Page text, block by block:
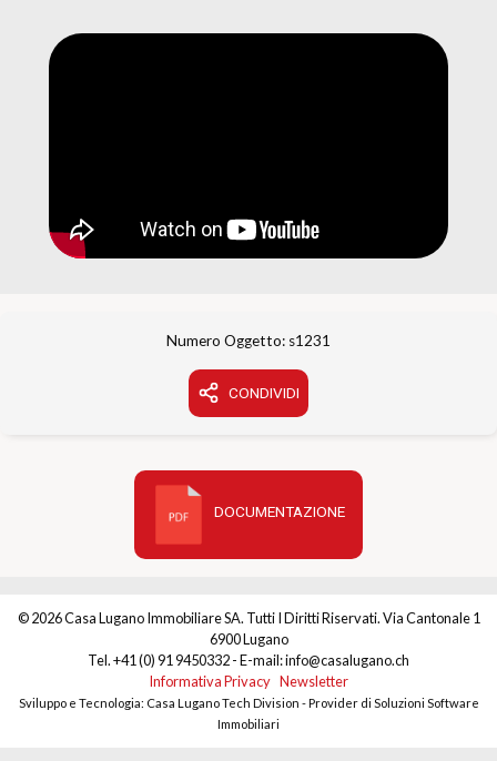
Numero Oggetto: s1231
CONDIVIDI
DOCUMENTAZIONE
© 2026 Casa Lugano Immobiliare SA. Tutti I Diritti Riservati. Via Cantonale 1
6900 Lugano
Tel. +41 (0) 91 9450332 - E-mail: info@casalugano.ch
Informativa Privacy Newsletter
Sviluppo e Tecnologia: Casa Lugano Tech Division - Provider di Soluzioni Software
Immobiliari